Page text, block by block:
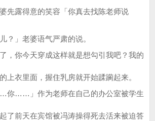
露得意的笑容「你真去找陈老师说
」老婆语气严肃的说。
你今天穿成这样就是想勾引我吧？我的
上衣里面，握住乳房就开始蹂躏起来。
」作为老师在自己的办公室被学生
了前天在宾馆被冯涛操得死去活来被迫答